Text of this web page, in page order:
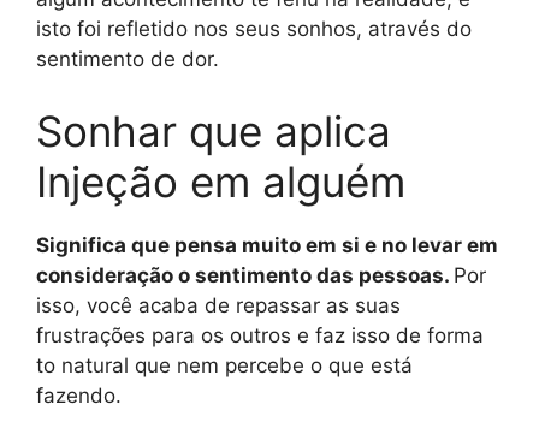
isto foi refletido nos seus sonhos, através do
sentimento de dor.
Sonhar que aplica
Injeção em alguém
Significa que pensa muito em si e no levar em
consideração o sentimento das pessoas. Por
isso, você acaba de repassar as suas
frustrações para os outros e faz isso de forma
to natural que nem percebe o que está
fazendo.